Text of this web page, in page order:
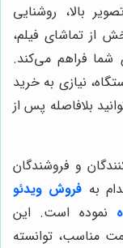
بالا، روشنایی
از تماشای فیلم،
شما فراهم می‌کند.
نیازی به خرید
بلافاصله پس از
و فروشندگان
به فروش ویدئو
نموده است. این
مناسب، توانسته